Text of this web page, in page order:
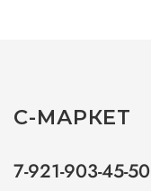
С-МАРКЕТ
7-921-903-45-50